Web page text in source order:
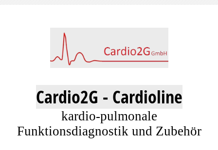
Cardio2G - Cardioline
kardio-pulmonale
Funktionsdiagnostik und Zubehör